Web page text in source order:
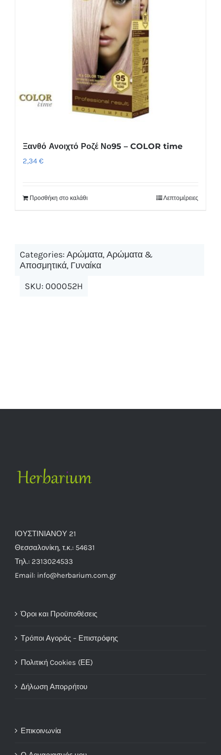
Ξανθό Ανοιχτό Ροζέ Νο95 – COLOR time
2,34 €
Προσθήκη στο καλάθι Λεπτομέρειες
Categories: Αρώματα,Αρώματα &
Αποσμητικά, Γυναίκα
SKU: 000052H
ΙΟΥΣΤΙΝΙΑΝΟΥ 21
Θεσσαλονίκη, τ.κ.: 54631
Τηλ.: 2313024533
Email: info@herbarium.com.gr
Όροι και Προϋποθέσεις
Τρόποι Αγοράς – Επιστρόφης
Πολιτική Cookies (ΕΕ)
Δήλωση Απορρήτου
Επικοινωνία